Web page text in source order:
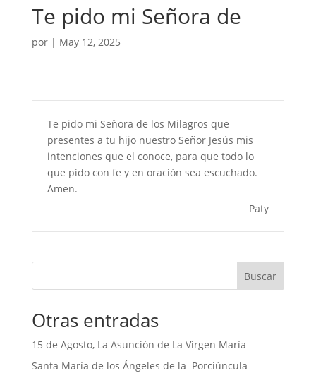
Te pido mi Señora de
por | May 12, 2025
Te pido mi Señora de los Milagros que
presentes a tu hijo nuestro Señor Jesús mis
intenciones que el conoce, para que todo lo
que pido con fe y en oración sea escuchado.
Amen.
Paty
Buscar
Otras entradas
15 de Agosto, La Asunción de La Virgen María
Santa María de los Ángeles de la Porciúncula